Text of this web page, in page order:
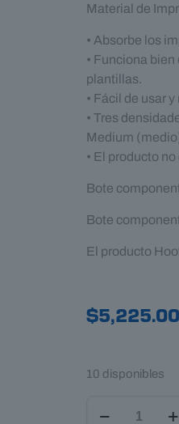
Material de
• Absorbe los
• Funciona
plantillas.
• Fácil de usar
• Tres
Medium
• El producto
Bote
Bote
El producto
$5,225.00
10 disponibles